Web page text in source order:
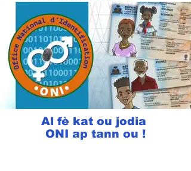
Al fè kat ou jodia
ONI ap tann ou !